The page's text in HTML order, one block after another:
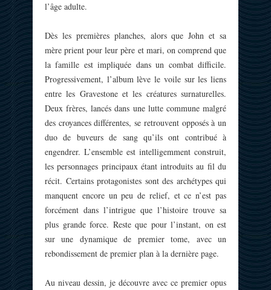
l’âge adulte.
Dès les premières planches, alors que John et sa
mère prient pour leur père et mari, on comprend que
la famille est impliquée dans un combat difficile.
Progressivement, l’album lève le voile sur les liens
entre les Gravestone et les créatures surnaturelles.
Deux frères, lancés dans une lutte commune malgré
des croyances différentes, se retrouvent opposés à un
duo de buveurs de sang qu’ils ont contribué à
engendrer. L’ensemble est intelligemment construit,
les personnages principaux étant introduits au fil du
récit. Certains protagonistes sont des archétypes qui
manquent encore un peu de relief, et ce n’est pas
forcément dans l’intrigue que l’histoire trouve sa
plus grande force. Reste que pour l’instant, on est
sur une dynamique de premier tome, avec un
rebondissement de premier plan à la dernière page.
Au niveau dessin, je découvre avec ce premier opus